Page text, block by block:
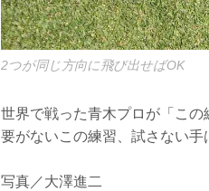
2つが同じ方向に飛び出せばOK
世界で戦った青木プロが「こ
要がないこの練習、試さない手
写真／大澤進二